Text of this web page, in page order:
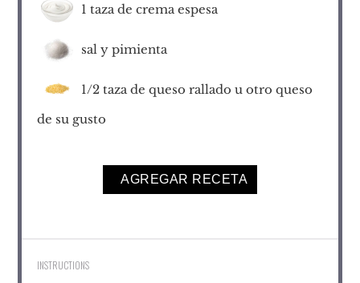
1 taza de crema espesa
sal y pimienta
1/2 taza de queso rallado u otro queso
de su gusto
AGREGAR RECETA
INSTRUCTIONS